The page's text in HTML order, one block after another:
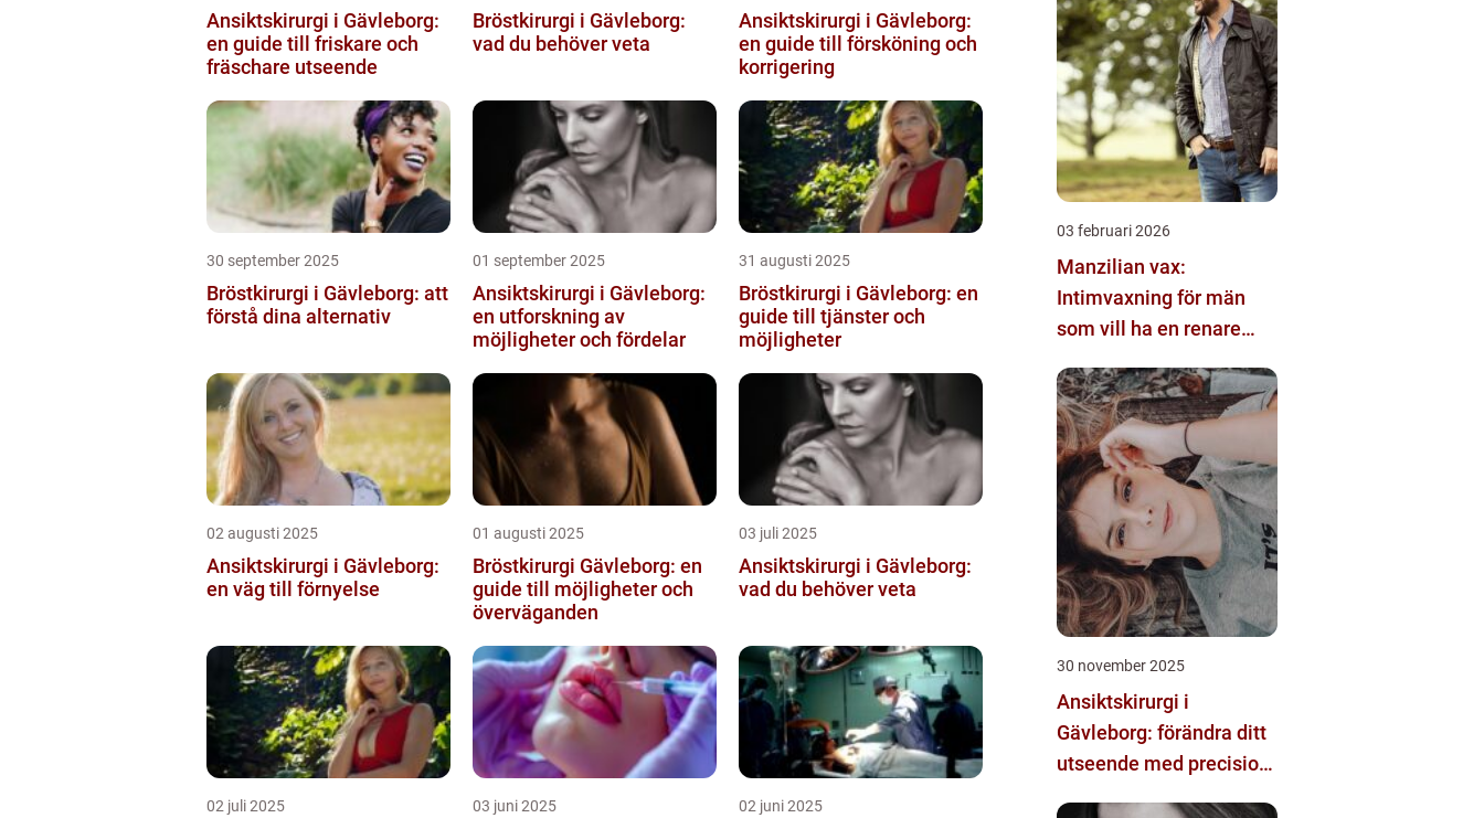
Ansiktskirurgi i Gävleborg:
en guide till friskare och
fräschare utseende
Bröstkirurgi i Gävleborg:
vad du behöver veta
Ansiktskirurgi i Gävleborg:
en guide till försköning och
korrigering
30 september 2025
Bröstkirurgi i Gävleborg: att
förstå dina alternativ
01 september 2025
Ansiktskirurgi i Gävleborg:
en utforskning av
möjligheter och fördelar
31 augusti 2025
Bröstkirurgi i Gävleborg: en
guide till tjänster och
möjligheter
02 augusti 2025
Ansiktskirurgi i Gävleborg:
en väg till förnyelse
01 augusti 2025
Bröstkirurgi Gävleborg: en
guide till möjligheter och
överväganden
03 juli 2025
Ansiktskirurgi i Gävleborg:
vad du behöver veta
02 juli 2025 03 juni 2025 02 juni 2025
03 februari 2026
Manzilian vax:
Intimvaxning för män
som vill ha en renare
30 november 2025
Ansiktskirurgi i
Gävleborg: förändra ditt
utseende med precision